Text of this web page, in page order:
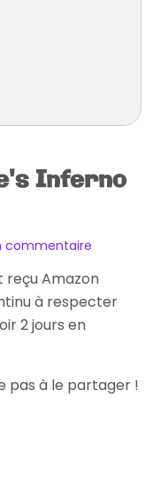
Inferno
commentaire
Dante's
Inferno
reçu Amazon
à respecter
2 jours en
pas à le partager !